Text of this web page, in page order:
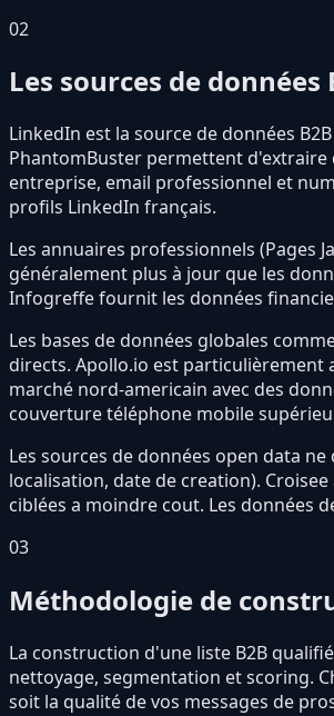
02
Les sources de
LinkedIn est la source de données
PhantomBuster permettent d'extraire
entreprise, email professionnel et
profils LinkedIn français.
Les annuaires professionnels (Pages
généralement plus à jour que les
Infogreffe fournit les données
Les bases de données globales
directs. Apollo.io est particulièrement
marché nord-americain avec des
couverture téléphone mobile
Les sources de données open data
localisation, date de creation).
ciblées a moindre cout. Les données
03
Méthodologie de
La construction d'une liste B2B
nettoyage, segmentation et scoring.
soit la qualité de vos messages de